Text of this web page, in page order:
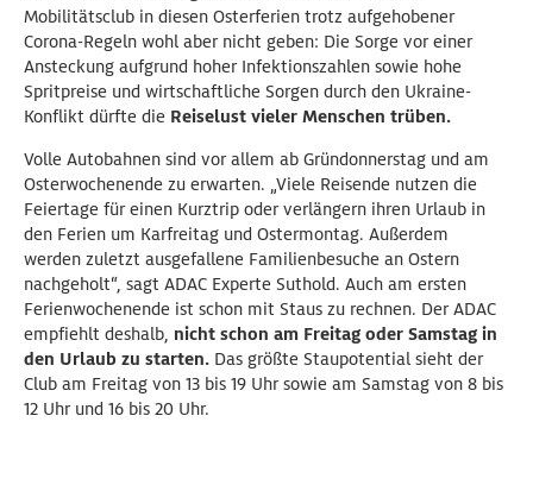
Mobilitätsclub in diesen Osterferien trotz aufgehobener
Corona-Regeln wohl aber nicht geben: Die Sorge vor einer
Ansteckung aufgrund hoher Infektionszahlen sowie hohe
Spritpreise und wirtschaftliche Sorgen durch den Ukraine-
Konflikt dürfte die Reiselust vieler Menschen trüben.
Volle Autobahnen sind vor allem ab Gründonnerstag und am
Osterwochenende zu erwarten. „Viele Reisende nutzen die
Feiertage für einen Kurztrip oder verlängern ihren Urlaub in
den Ferien um Karfreitag und Ostermontag. Außerdem
werden zuletzt ausgefallene Familienbesuche an Ostern
nachgeholt“, sagt ADAC Experte Suthold. Auch am ersten
Ferienwochenende ist schon mit Staus zu rechnen. Der ADAC
empfiehlt deshalb, nicht schon am Freitag oder Samstag in
den Urlaub zu starten. Das größte Staupotential sieht der
Club am Freitag von 13 bis 19 Uhr sowie am Samstag von 8 bis
12 Uhr und 16 bis 20 Uhr.